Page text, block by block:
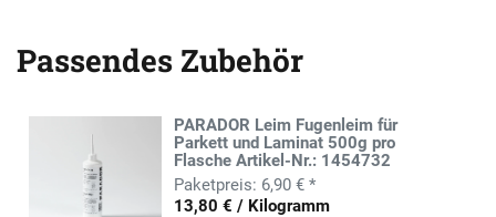
Passendes Zubehör
PARADOR Leim Fugenleim für
Parkett und Laminat 500g pro
Flasche Artikel-Nr.: 1454732
6,90 € *
13,80 € / Kilogramm